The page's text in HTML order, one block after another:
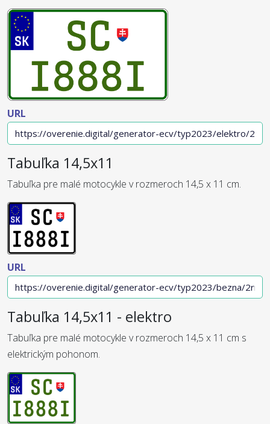
URL
Tabuľka 14,5x11
Tabuľka pre malé motocykle v rozmeroch 14,5 x 11 cm.
URL
Tabuľka 14,5x11 - elektro
Tabuľka pre malé motocykle v rozmeroch 14,5 x 11 cm s
elektrickým pohonom.